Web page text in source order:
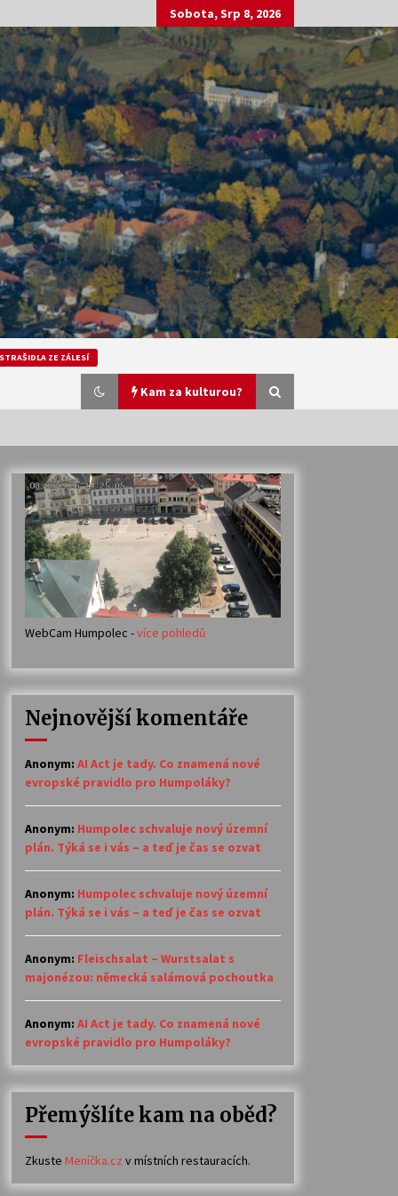
Sobota, Srp 8, 2026
ZE ZÁLESÍ
Kam za kulturou?
Veselí muzikanti
30. 7. 2026
Votavžatský ploty
23. 7. 2026
14. 7. 2026
30. 6. 2026
WebCam Humpolec -více pohledů
Nejnovější komentáře
Anonym: AI Act je tady. Co znamená nové
evropské pravidlo pro Humpoláky?
Anonym: Humpolec schvaluje nový územní
plán. Týká se i vás – a teď je čas se ozvat
Anonym: Humpolec schvaluje nový územní
plán. Týká se i vás – a teď je čas se ozvat
Anonym: Fleischsalat – Wurstsalat s
majonézou: německá salámová pochoutka
Anonym: AI Act je tady. Co znamená nové
evropské pravidlo pro Humpoláky?
Přemýšlíte kam na oběd?
Zkuste Meníčka.cz v místních restauracích.